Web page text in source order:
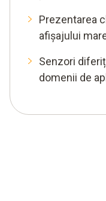
Prezentarea
afișajului
Senzori
domenii de